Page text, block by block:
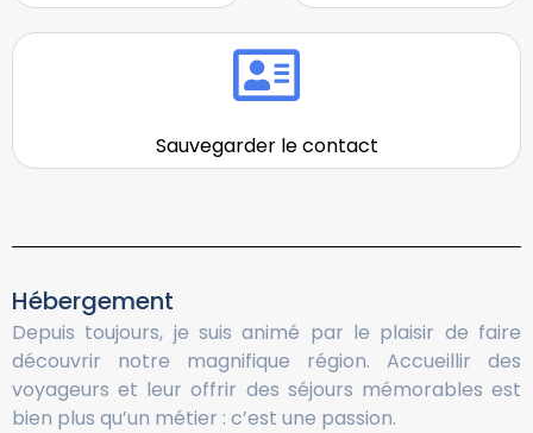
Sauvegarder le contact
Hébergement
Depuis toujours, je suis animé par le plaisir de faire
découvrir notre magnifique région. Accueillir des
voyageurs et leur offrir des séjours mémorables est
bien plus qu’un métier : c’est une passion.